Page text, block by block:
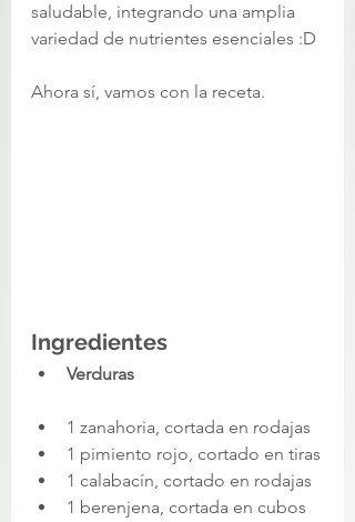
saludable, integrando una amplia
variedad de nutrientes esenciales :D
Ahora sí, vamos con la receta.
Ingredientes
Verduras
1 zanahoria, cortada en rodajas
1 pimiento rojo, cortado en tiras
1 calabacín, cortado en rodajas
1 berenjena, cortada en cubos